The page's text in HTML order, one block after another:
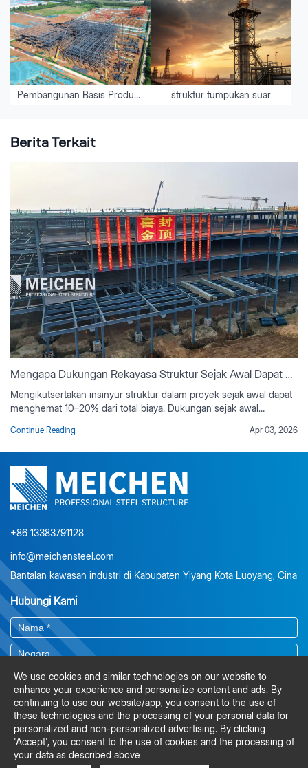
Pembangunan Basis Produksi Furnitur Pintar untuk Luoyang Kefeiya struktur tumpukan suar
Berita Terkait
Mengapa Dukungan Rekayasa Struktur Sejak Awal Dapat Menghemat 10–20% Biaya Proyek?
Mengikutsertakan insinyur struktur dalam proyek sejak awal dapat
menghemat 10–20% dari total biaya. Dukungan sejak awal
ulang yang mahal, menyelaraskan desain dengan alur kerja
rantai pasokan yang stabil, dan memastikan gambar kerja sesuai
dengan maksud desain. Dengan secara proaktif mengatasi potensi
masalah, keterlibatan rekayasa sejak awal menjaga proyek tetap
lokasi yang mahal. Untuk proyek struktur baja, berinvestasi dalam
langkah strategis menuju efisiensi, konstruksi yang lebih lancar,
dan penghematan yang signifikan.
Continue Reading Apr 03, 2026
+86 13383791128
info@meichensteel.com
Bantalan kawasan industri di Kabupaten Yiyang Kota Luoyang, Cina
Hubungi Kami
We use cookies and similar technologies on our website to
enhance your experience and personalize content and ads. By
continuing to use our website/app, you consent to the use of
these technologies and the processing of your personal data for
personalized and non-personalized advertising. By clicking
'Accept', you consent to the use of cookies and the processing of
your data as described above